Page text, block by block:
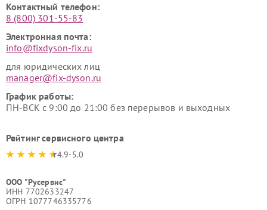
Контактный телефон:
8 (800) 301-55-83
Электронная почта:
info@fixdyson-fix.ru
для юридических лиц
manager@fix-dyson.ru
График работы:
ПН-ВСК с 9:00 до 21:00 без перерывов и выходных
Рейтинг сервисного центра
4.9-5.0
ООО "Русервис"
ИНН 7702633247
ОГРН 1077746335776